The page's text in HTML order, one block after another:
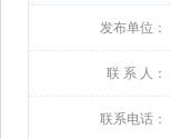
发布单位：
联 系 人：
联系电话：